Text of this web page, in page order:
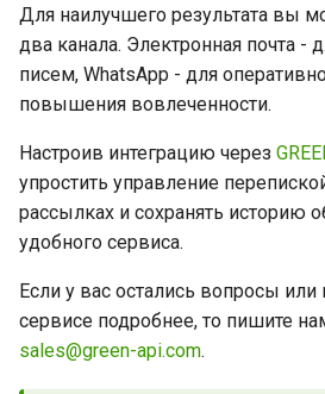
Для наилучшего результата вы
два канала. Электронная почта -
писем, WhatsApp - для
повышения вовлеченности.
Настроив интеграцию через
упростить управление
рассылках и сохранять историю
удобного сервиса.
Если у вас остались вопросы или
сервисе подробнее, то пишите
sales@green-api.com.